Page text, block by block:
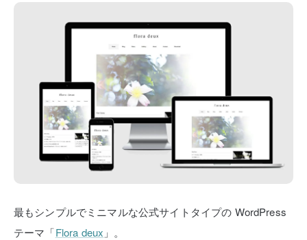
最もシンプルでミニマルな公式サイトタイプの WordPress
テーマ「Flora deux 」。